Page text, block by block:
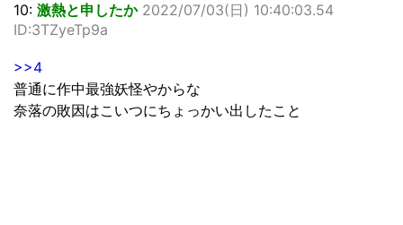
10: 激熱と申したか 2022/07/03(日) 10:40:03.54
ID:3TZyeTp9a
>>4
普通に作中最強妖怪やからな
奈落の敗因はこいつにちょっかい出したこと